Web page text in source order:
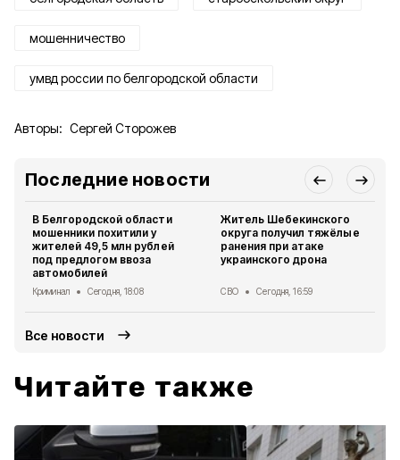
мошенничество
умвд россии по белгородской области
Авторы: Сергей Сторожев
Последние новости
В Белгородской области
мошенники похитили у
жителей 49,5 млн рублей
под предлогом ввоза
автомобилей
Криминал Сегодня, 18:08
Житель Шебекинского
округа получил тяжёлые
ранения при атаке
украинского дрона
СВО Сегодня, 16:59
Все новости
Читайте также